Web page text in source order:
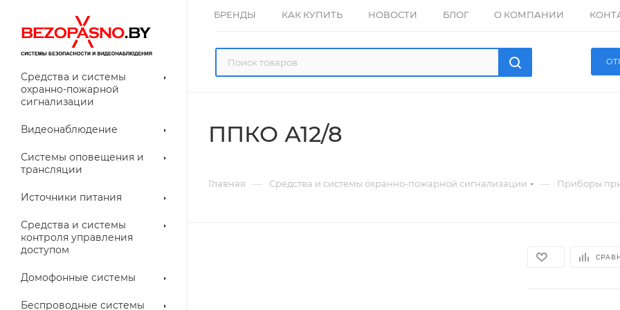
БРЕНДЫ КАК КУПИТЬ НОВОСТИ БЛОГ О КОМПАНИИ
Средства и системы
охранно-пожарной
сигнализации
Видеонаблюдение
для
Системы оповещения и
трансляции
указатели (табло)
Источники питания
Средства и системы
контроля управления
доступом
Домофонные системы
Беспроводные системы
ППКО А12/8
Главная — Средства и системы охранно-пожарной сигнализации — Приборы